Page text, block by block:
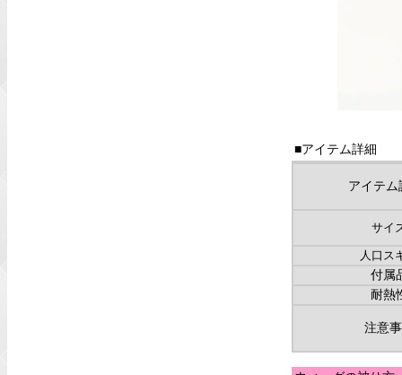
■アイテム詳細
アイテ
サイ
人口ス
付属
耐熱
注意